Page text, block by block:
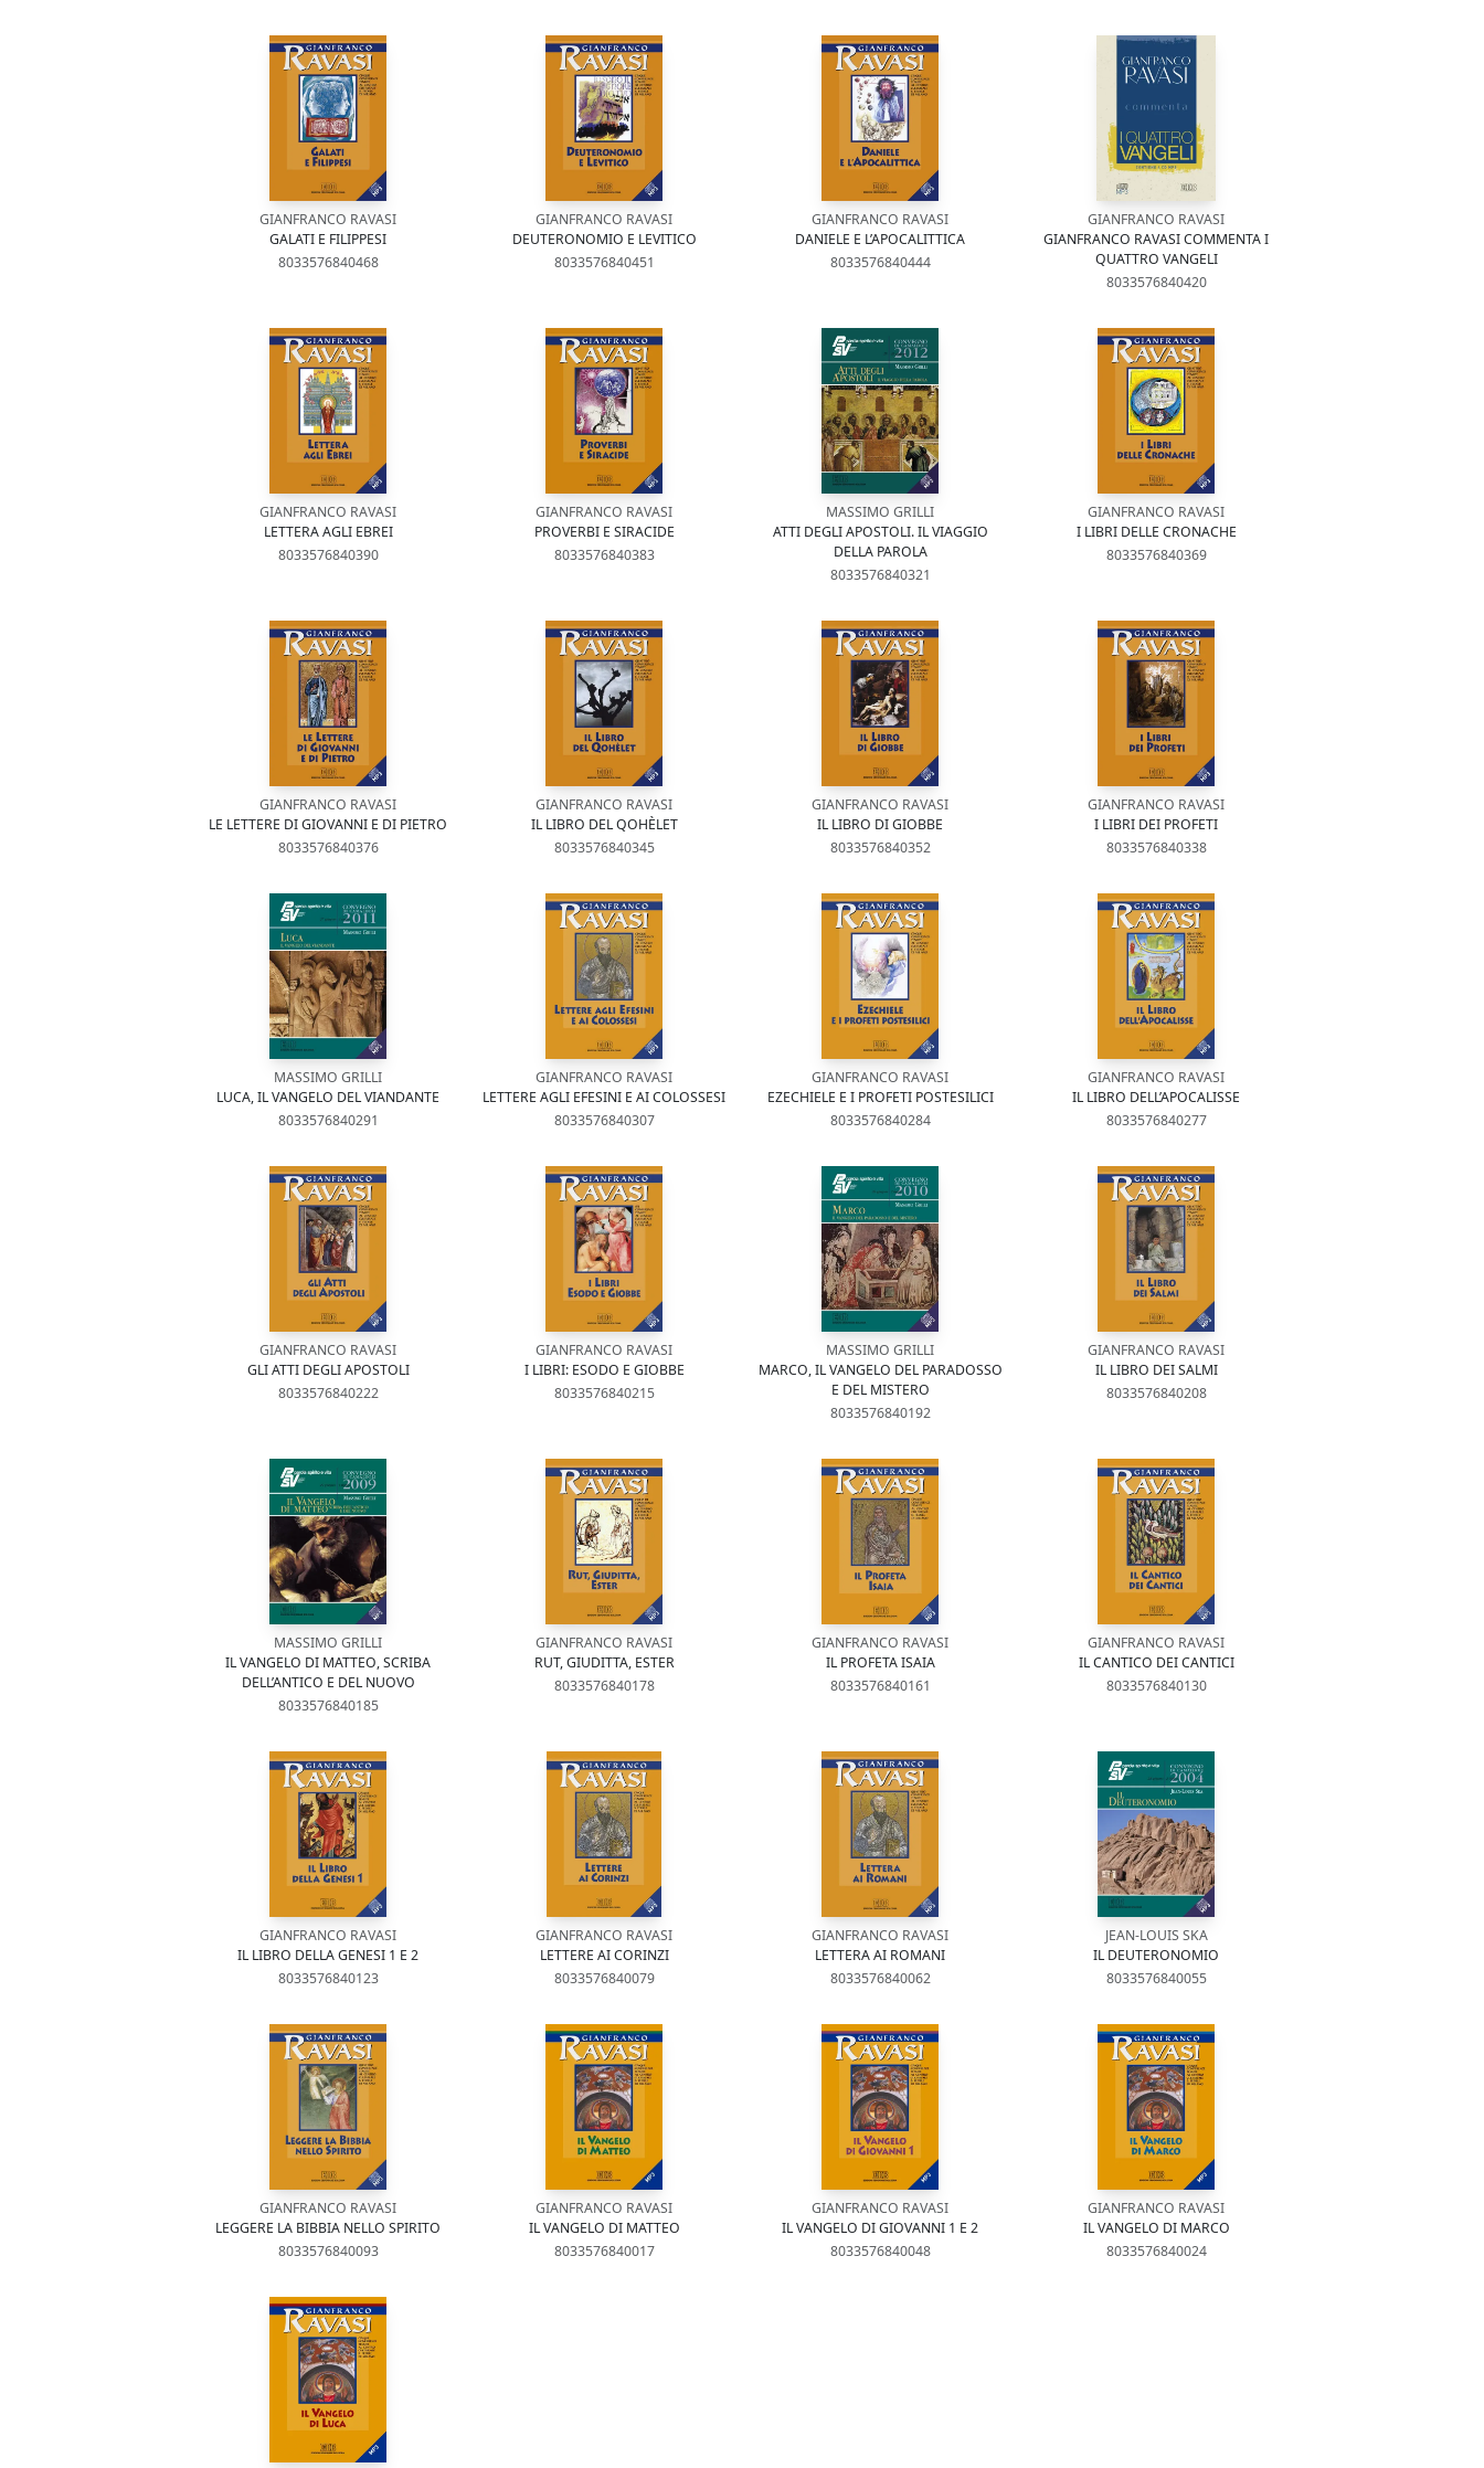
GIANFRANCO RAVASI
GALATI E FILIPPESI
8033576840468
GIANFRANCO RAVASI
DEUTERONOMIO E LEVITICO
8033576840451
GIANFRANCO RAVASI
DANIELE E L’APOCALITTICA
8033576840444
GIANFRANCO RAVASI
GIANFRANCO RAVASI COMMENTA I
QUATTRO VANGELI
8033576840420
GIANFRANCO RAVASI
LETTERA AGLI EBREI
8033576840390
GIANFRANCO RAVASI
PROVERBI E SIRACIDE
8033576840383
MASSIMO GRILLI
ATTI DEGLI APOSTOLI. IL VIAGGIO
DELLA PAROLA
8033576840321
GIANFRANCO RAVASI
I LIBRI DELLE CRONACHE
8033576840369
GIANFRANCO RAVASI
LE LETTERE DI GIOVANNI E DI PIETRO
8033576840376
GIANFRANCO RAVASI
IL LIBRO DEL QOHÈLET
8033576840345
GIANFRANCO RAVASI
IL LIBRO DI GIOBBE
8033576840352
GIANFRANCO RAVASI
I LIBRI DEI PROFETI
8033576840338
MASSIMO GRILLI
LUCA, IL VANGELO DEL VIANDANTE
8033576840291
GIANFRANCO RAVASI
LETTERE AGLI EFESINI E AI COLOSSESI
8033576840307
GIANFRANCO RAVASI
EZECHIELE E I PROFETI POSTESILICI
8033576840284
GIANFRANCO RAVASI
IL LIBRO DELL’APOCALISSE
8033576840277
GIANFRANCO RAVASI
GLI ATTI DEGLI APOSTOLI
8033576840222
GIANFRANCO RAVASI
I LIBRI: ESODO E GIOBBE
8033576840215
MASSIMO GRILLI
MARCO, IL VANGELO DEL PARADOSSO
E DEL MISTERO
8033576840192
GIANFRANCO RAVASI
IL LIBRO DEI SALMI
8033576840208
MASSIMO GRILLI
IL VANGELO DI MATTEO, SCRIBA
DELL’ANTICO E DEL NUOVO
8033576840185
GIANFRANCO RAVASI
RUT, GIUDITTA, ESTER
8033576840178
GIANFRANCO RAVASI
IL PROFETA ISAIA
8033576840161
GIANFRANCO RAVASI
IL CANTICO DEI CANTICI
8033576840130
GIANFRANCO RAVASI
IL LIBRO DELLA GENESI 1 E 2
8033576840123
GIANFRANCO RAVASI
LETTERE AI CORINZI
8033576840079
GIANFRANCO RAVASI
LETTERA AI ROMANI
8033576840062
JEAN-LOUIS SKA
IL DEUTERONOMIO
8033576840055
GIANFRANCO RAVASI
LEGGERE LA BIBBIA NELLO SPIRITO
8033576840093
GIANFRANCO RAVASI
IL VANGELO DI MATTEO
8033576840017
GIANFRANCO RAVASI
IL VANGELO DI GIOVANNI 1 E 2
8033576840048
GIANFRANCO RAVASI
IL VANGELO DI MARCO
8033576840024